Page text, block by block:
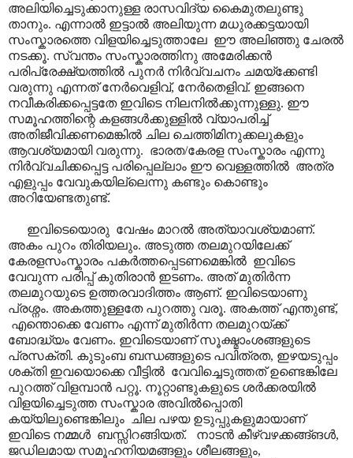
അലിയിച്ചെടുക്കാനുള്ള രാസവിദ്യ കൈമുതലുണ്ടു
താനും. എന്നാൽ ഇട്ടാൽ അലിയുന്ന മധുരക്കട്ടയായി
സംസ്കാരത്തെ വിളയിച്ചെടുത്താലേ ഈ അലിഞ്ഞു ചേരൽ
നടക്കൂ. സ്വന്തം സംസ്കാരത്തിനു അമേരിക്കൻ
പരിപ്രേക്ഷ്യത്തിൽ പുനർ നിർവ്വചനം ചമയ്ക്കേണ്ടി
വരുന്നു എന്നത് നേർവെളിവ്, നേർതെളിവ്. ഇങ്ങനെ
നവീകരിക്കപ്പെട്ടതേ ഇവിടെ നിലനിൽക്കുന്നുള്ളു. ഈ
സമൂഹത്തിന്റെ കളങ്ങൾക്കുള്ളിൽ വ്യാപരിച്ച്
അതിജീവിക്കണമെങ്കിൽ ചില ചെത്തിമിനുക്കലുകളും
ആവശ്യമായി വരുന്നു. ഭാരത/കേരള സംസ്കാരം എന്നു
നിർവ്വചിക്കപ്പെട്ട പരിപ്പെല്ലാം ഈ വെള്ളത്തിൽ അത്ര
എളുപ്പം വേവുകയില്ലെന്നു കണ്ടും കൊണ്ടും
അറിയേണ്ടതുണ്ട്.
ഇവിടെയൊരു വേഷം മാറൽ അത്യാവശ്യമാണ്.
അകം പുറം തിരിയലും. അടുത്ത തലമുറയിലേക്ക്
കേരളസംസ്കാരം പകർത്തപ്പെടണമെങ്കിൽ ഇവിടെ
വേവുന്ന പരിപ്പ് കുതിരാൻ ഇടണം. അത് മുതിർന്ന
തലമുറയുടെ ഉത്തരവാദിത്തം ആണ്. ഇവിടെയാണു
പ്രശ്നം. അകത്തുള്ളതേ പുറത്തു വരൂ. അകത്ത് എന്തുണ്ട്,
എന്തൊക്കെ വേണം എന്ന് മുതിർന്ന തലമുറയ്ക്ക്
ബോദ്ധ്യം വേണം. ഇവിടെയാണ് സൂക്ഷ്മാംശങ്ങളുടെ
പ്രസക്തി. കുടുംബ ബന്ധങ്ങളുടെ പവിത്രത, ഇഴയടുപ്പം
ശക്തി ഇവയൊക്കെ വീട്ടിൽ വേവിച്ചെടുത്തത് ഉണ്ടെങ്കിലേ
പുറത്ത് വിളമ്പാൻ പറ്റൂ. നൂറ്റാണ്ടുകളുടെ ശർക്കരയിൽ
വിളയിച്ചെടുത്ത സംസ്കാര അവിൽപ്പൊതി
കയ്യിലുണ്ടെങ്കിലും ചില പഴയ ഉടുപ്പുകളുമായാണ്
ഇവിടെ നമ്മൾ ബസ്സിറങ്ങിയത്. നാടൻ കീഴ്വഴക്കങ്ങ്ങൾ,
ജഡിലമായ സമൂഹനിയമങ്ങളും ശീലങ്ങളും,